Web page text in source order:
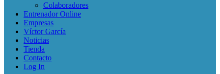
Colaboradores
Entrenador Online
Empresas
Víctor García
Noticias
Tienda
Contacto
Log In